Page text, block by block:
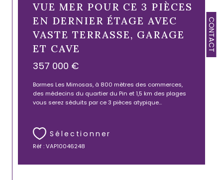
CONTACT
VUE MER POUR CE 3 PIÈCES
EN DERNIER ÉTAGE AVEC
VASTE TERRASSE, GARAGE
ET CAVE
357 000 €
Bormes Les Mimosas, à 800 mètres des commerces,
des médecins du quartier du Pin et 1,5 km des plages
vous serez séduits par ce 3 pièces atypique...
Sélectionner
Réf : VAP10046248